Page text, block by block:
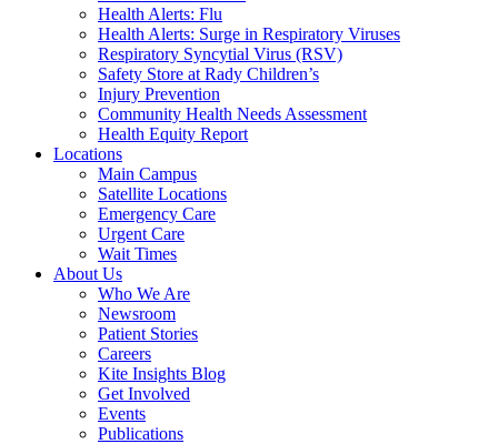
Health Alerts: Flu
Health Alerts: Surge in Respiratory Viruses
Respiratory Syncytial Virus (RSV)
Safety Store at Rady Children’s
Injury Prevention
Community Health Needs Assessment
Health Equity Report
Locations
Main Campus
Satellite Locations
Emergency Care
Urgent Care
Wait Times
About Us
Who We Are
Newsroom
Patient Stories
Careers
Kite Insights Blog
Get Involved
Events
Publications